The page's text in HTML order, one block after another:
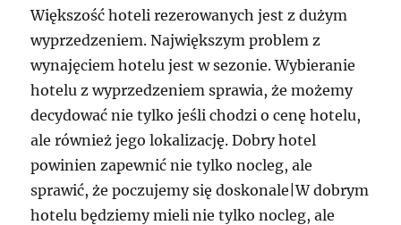
Większość hoteli rezerowanych jest z dużym
wyprzedzeniem. Największym problem z
wynajęciem hotelu jest w sezonie. Wybieranie
hotelu z wyprzedzeniem sprawia, że możemy
decydować nie tylko jeśli chodzi o cenę hotelu,
ale również jego lokalizację. Dobry hotel
powinien zapewnić nie tylko nocleg, ale
sprawić, że poczujemy się doskonale|W dobrym
hotelu będziemy mieli nie tylko nocleg, ale